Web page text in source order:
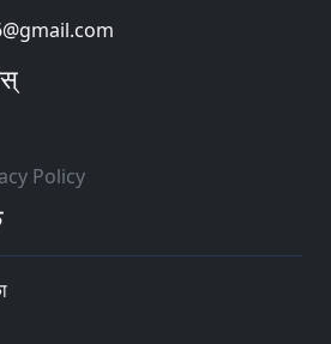
Policy